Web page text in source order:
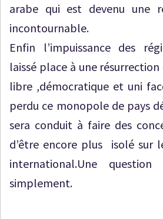
arabe qui est devenu une
incontournable.
Enfin l’impuissance des
laissé place à une
libre ,démocratique et uni
perdu ce monopole de pays
sera conduit à faire des
d’être encore plus isolé sur
international.Une
simplement.